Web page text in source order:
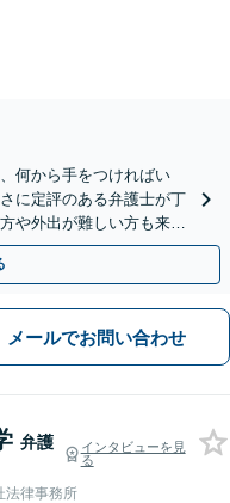
何から手をつければい
に定評のある弁護士が丁
や外出が難しい方も来所
ださい。
メールでお問い合わせ
弁護
インタビューを見
る
法律事務所